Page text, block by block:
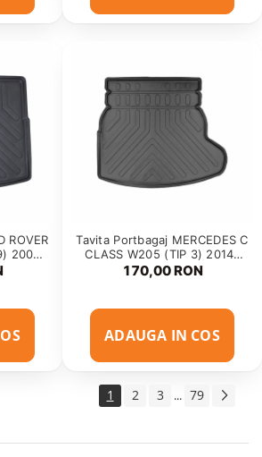
ROVER
2006-
Tavita Portbagaj MERCEDES C
CLASS W205 (TIP 3) 2014-
2021
170,00 RON
ADAUGA IN COS
1 2 3 ... 79